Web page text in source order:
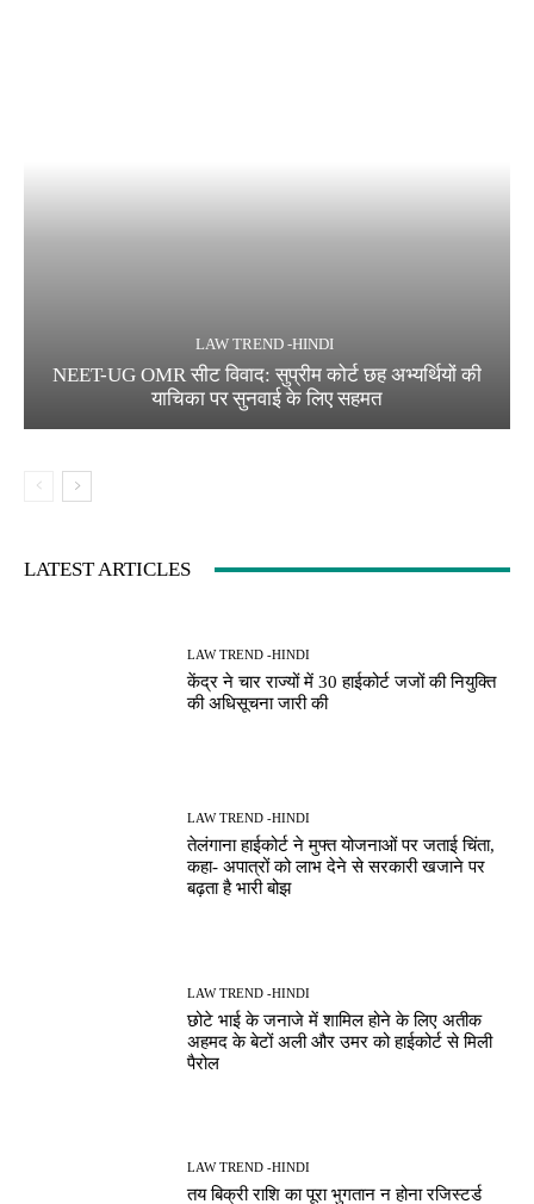
LAW TREND -HINDI
NEET-UG OMR सीट विवाद: सुप्रीम कोर्ट छह अभ्यर्थियों की
याचिका पर सुनवाई के लिए सहमत
LATEST ARTICLES
LAW TREND -HINDI
केंद्र ने चार राज्यों में 30 हाईकोर्ट जजों की नियुक्ति
की अधिसूचना जारी की
LAW TREND -HINDI
तेलंगाना हाईकोर्ट ने मुफ्त योजनाओं पर जताई चिंता,
कहा- अपात्रों को लाभ देने से सरकारी खजाने पर
बढ़ता है भारी बोझ
LAW TREND -HINDI
छोटे भाई के जनाजे में शामिल होने के लिए अतीक
अहमद के बेटों अली और उमर को हाईकोर्ट से मिली
पैरोल
LAW TREND -HINDI
तय बिक्री राशि का पूरा भुगतान न होना रजिस्टर्ड